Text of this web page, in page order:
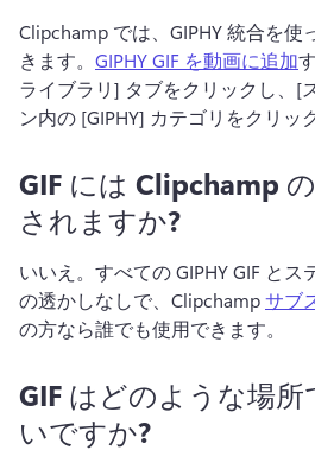
Clipchamp では、GIPHY 統合を使
きます。 GIPHY GIF を動画に追加
ライブラリ] タブをクリックし、[
ン内の [GIPHY] カテゴリをクリッ
GIF には Clipchamp
されますか?
いいえ。 すべての GIPHY GIF と
の透かしなしで、Clipchamp サブ
の方なら誰でも使用できます。
GIF はどのような場所
いですか?